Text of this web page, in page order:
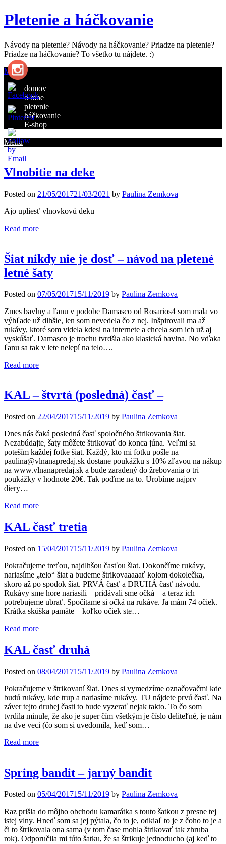
Pletenie a háčkovanie
Návody na pletenie? Návody na háčkovanie? Priadze na pletenie?
Priadze na háčkovanie? To všetko tu nájdete. :)
Menu
domov
o mne
pletenie
háčkovanie
E-shop
Menu
Vlnobitie na deke
Posted on 21/05/201721/03/2021 by Paulina Zemkova
Ajo upliesť vlnovkovú deku
Read more
Šiat nikdy nie je dosť – návod na pletené
letné šaty
Posted on 07/05/201715/11/2019 by Paulina Zemkova
Zmes bavlny a ľanu v podobe Damasco od Rosarios4 som mala vo
výhľade už dlhšie, len som nevedela čo z nej. Inšpirovali ma až
rukávy, ktoré som videla kdesi na internete a chcela som ich už aj
vyskúšať. Damasco je trochu tvrdšia ako klasická bavlna. No vďaka
ľanu sa tak v lete nelepí na telo….
Read more
KAL – štvrtá (posledná) časť –
Posted on 22/04/201715/11/2019 by Paulina Zemkova
Dnes nás čaká posledná časť spoločného štrikovania šiat.
Nezabúdajte, šaty môžete štrikovať do konca júna. Veľmi sa
poteším každej fotke šiat. Každý, kto mi fotku pošle na
paulina@vlnanapredaj.sk dostane poukážku s 10% zľavou na nákup
na www.vlnanapredaj.sk a bude zaradený do žrebovania o tri
poukážky v hodnote 20€. Tak poďme na to. Urobíme najprv
diery…
Read more
KAL časť tretia
Posted on 15/04/201715/11/2019 by Paulina Zemkova
Pokračujeme treťou, najdlhšou časťou šiat. Dokončíme rukávy,
nariasíme „telo“ šiat a budeme štrikovaaaaať kolom dokolečka,
skoro až po spodok šiat. PRVÁ časť a DRUHÁ časť návodu.
Rukávy sme hore nariasili – pridávali sme očká – a teraz ich
potrebujeme ubrať. Spočítame si očká na rukáve. Ja mám 74 očiek.
Krátka skúška pamäte – koľko očiek ste…
Read more
KAL časť druhá
Posted on 08/04/201715/11/2019 by Paulina Zemkova
Pokračujeme v štrikovaní šiat. Dnes si vymedzíme označovačmi kde
budú rukávy, kde trup a nariasíme rukávy. TU nájdete prvú časť. Na
záver tejto druhej časti to bude vyzerať nejak takto. To čo som
tvrdila minule, že ako je super čím všetkým je číslo deliteľné, je nám
na dve veci (čo som si uvedomila, keď som…
Read more
Spring bandit – jarný bandit
Posted on 05/04/201715/11/2019 by Paulina Zemkova
Raz prišla do môjho obchodu kamarátka s touto šatkou z presne tej
istej vlny. Hneď som sa jej pýtala, čo to je, odkiaľ to je z čoho to je a
či to štrikovala ona sama (v tom čase mohla štrikovať tak zhruba
rok). Odporučila mi túto šatku, že sa štrikuje jednoducho (aj keď to